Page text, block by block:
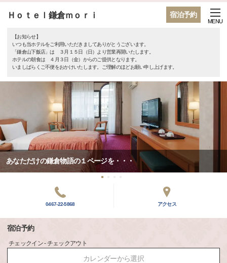
宿泊予約
Ｈｏｔｅｌ鎌倉ｍｏｒｉ
MENU
【お知らせ】
いつも当ホテルをご利用いただきましてありがとうございます。
「鎌倉山下飯店」は ３月１５日（日）より営業再開いたします。
ホテルの朝食は ４月３日（金）からのご提供となります。
いましばらくご不便をおかけいたします。ご理解のほどお願い申し上げます。
あなただけの鎌倉物語の１ページを・・・
0467-22-5868 アクセス
宿泊予約
チェックイン - チェックアウト
カレンダーから選択